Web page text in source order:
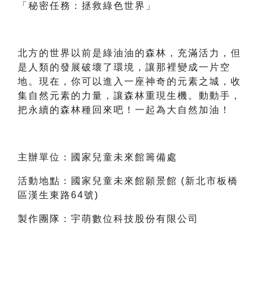
「秘密任務：拯救綠色世界」
北方的世界以前是綠油油的森林，充滿活力，但
是人類的發展破壞了環境，讓那裡變成一片空
地。現在，你可以進入一座神奇的元素之城，收
集自然元素的力量，讓森林重現生機。動動手，
把永續的森林種回來吧！一起為大自然加油！
主辦單位：國家兒童未來館籌備處
活動地點：國家兒童未來館願景館 (新北市板橋
區漢生東路64號)
製作團隊：宇萌數位科技股份有限公司